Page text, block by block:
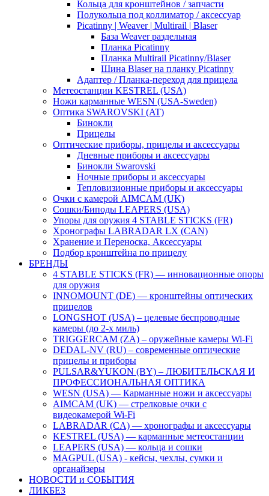
Кольца для кронштейнов / запчасти
Полукольца под коллиматор / аксессуар
Picatinny | Weaver | Multirail | Blaser
База Weaver раздельная
Планка Picatinny
Планка Multirail Picatinny/Blaser
Шина Blaser на планку Picatinny
Адаптер / Планка-переход для прицела
Метеостанции KESTREL (USA)
Ножи карманные WESN (USA-Sweden)
Оптика SWAROVSKI (AT)
Бинокли
Прицелы
Оптические приборы, прицелы и аксессуары
Дневные приборы и аксессуары
Бинокли Swarovski
Ночные приборы и аксессуары
Тепловизионные приборы и аксессуары
Очки с камерой AIMCAM (UK)
Сошки/Биподы LEAPERS (USA)
Упоры для оружия 4 STABLE STICKS (FR)
Хронографы LABRADAR LX (CAN)
Хранение и Переноска, Аксессуары
Подбор кронштейна по прицелу
БРЕНДЫ
4 STABLE STICKS (FR) — инновационные опоры
для оружия
INNOMOUNT (DE) — кронштейны оптических
прицелов
LONGSHOT (USA) – целевые беспроводные
камеры (до 2-х миль)
TRIGGERCAM (ZA) – оружейные камеры Wi-Fi
DEDAL-NV (RU) – современные оптические
прицелы и приборы
PULSAR&YUKON (BY) – ЛЮБИТЕЛЬСКАЯ И
ПРОФЕССИОНАЛЬНАЯ ОПТИКА
WESN (USA) — Карманные ножи и аксессуары
AIMCAM (UK) — стрелковые очки с
видеокамерой Wi-Fi
LABRADAR (CA) — хронографы и аксессуары
KESTREL (USA) — карманные метеостанции
LEAPERS (USA) — кольца и сошки
MAGPUL (USA) - кейсы, чехлы, сумки и
органайзеры
НОВОСТИ и СОБЫТИЯ
ЛИКБЕЗ